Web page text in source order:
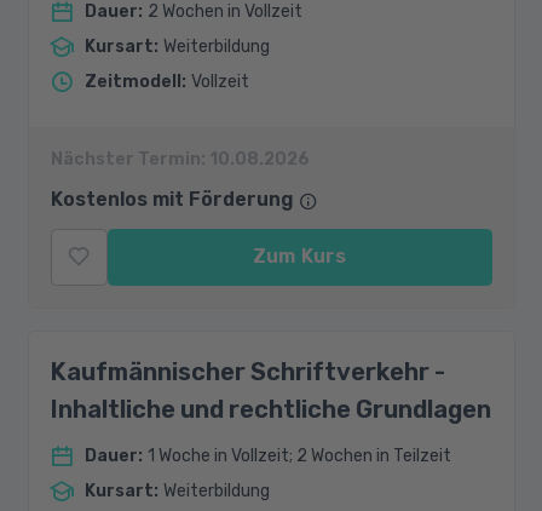
Dauer: 2 Wochen in Vollzeit
Kursart: Weiterbildung
Zeitmodell : Vollzeit
Nächster Termin: 10.08.2026
Kostenlos mit Förderung
Zum Kurs
Kaufmännischer Schriftverkehr -
Inhaltliche und rechtliche Grundlagen
Dauer: 1 Woche in Vollzeit; 2 Wochen in Teilzeit
Kursart: Weiterbildung